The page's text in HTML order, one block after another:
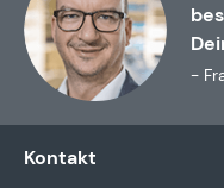
-
Kontakt